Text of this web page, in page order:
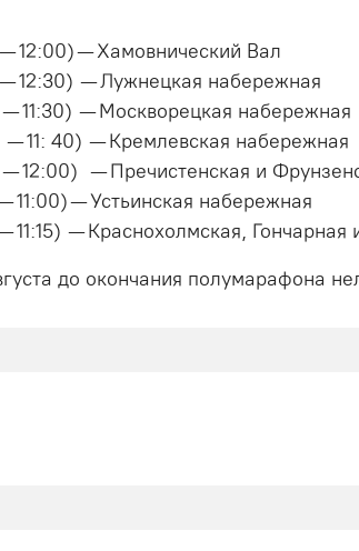
12:00) — Хамовнический Вал
12:30) — Лужнецкая набережная
11:30) — Москворецкая набережная
11: 40) — Кремлевская набережная
12:00) — Пречистенская и
11:00) — Устьинская набережная
11:15) — Краснохолмская,
до окончания полумарафона